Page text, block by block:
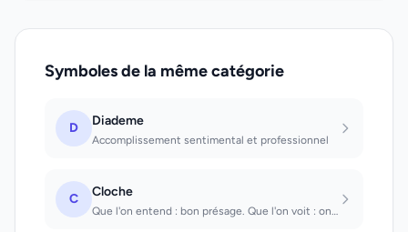
Symboles de la même catégorie
D Diademe
Accomplissement sentimental et professionnel
C Cloche
Que l'on entend : bon présage. Que l'on voit : on va prendre un risque sans succ...